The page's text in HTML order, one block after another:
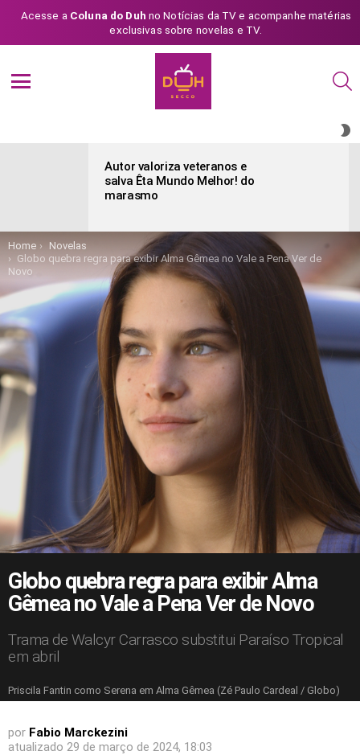
Acesse a Coluna do Duh no Notícias da TV e acompanhe matérias
exclusivas sobre novelas e TV.
Autor valoriza veteranos e
salva Êta Mundo Melhor! do
marasmo
You are here:
Home
Novelas
Globo quebra regra para exibir Alma Gêmea no Vale a Pena Ver de
Novo
Globo quebra regra para exibir Alma
Gêmea no Vale a Pena Ver de Novo
Trama de Walcyr Carrasco substitui Paraíso Tropical
em abril
Priscila Fantin como Serena em Alma Gêmea (Zé Paulo Cardeal / Globo)
por Fabio Marckezini
atualizado 29 de março de 2024, 18:03